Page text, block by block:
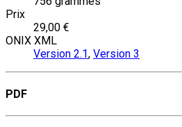
Prix
29,00 €
ONIX XML
Version 2.1, Version 3
PDF